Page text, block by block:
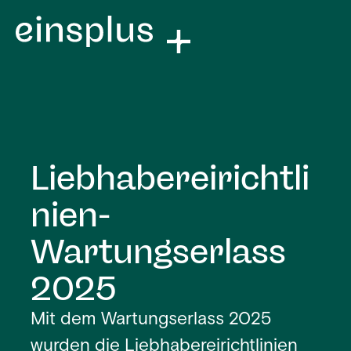
Liebhabereirichtli
nien-
Wartungserlass
2025
Mit dem Wartungserlass 2025
wurden die Liebhabereirichtlinien